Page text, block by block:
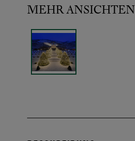
MEHR ANSICHTEN